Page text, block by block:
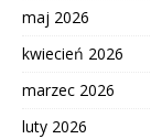
maj 2026
kwiecień 2026
marzec 2026
luty 2026